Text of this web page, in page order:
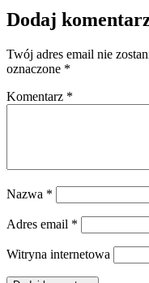
Dodaj
Twój adres email nie
oznaczone *
Komentarz *
Nazwa *
Adres email *
Witryna internetowa